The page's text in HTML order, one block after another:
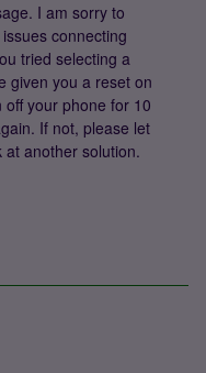
I am sorry to
connecting
tried selecting a
given you a reset on
your phone for 10
If not, please let
at another solution.